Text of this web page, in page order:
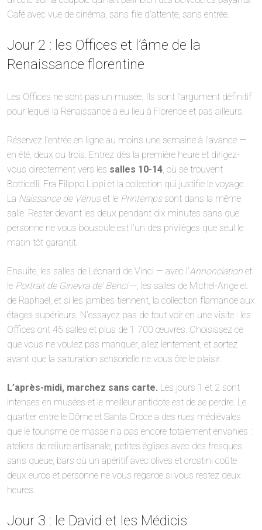
Café avec vue de cinéma, sans file d’attente, sans entrée.
Jour 2 : les Offices et l’âme de la
Renaissance florentine
Les Offices ne sont pas un musée. Ils sont l’argument définitif
pour lequel la Renaissance a eu lieu à Florence et pas ailleurs.
Réservez l’entrée en ligne au moins une semaine à l’avance —
en été, deux ou trois. Entrez dès la première heure et dirigez-
vous directement vers les salles 10-14, où se trouvent
Botticelli, Fra Filippo Lippi et la collection qui justifie le voyage.
La Naissance de Vénuset le Printempssont dans la même
salle. Rester devant les deux pendant dix minutes sans que
personne ne vous bouscule est l’un des privilèges que seul le
matin tôt garantit.
Ensuite, les salles de Léonard de Vinci — avec l’Annonciation et
le Portrait de Ginevra de’ Benci—, les salles de Michel-Ange et
de Raphaël, et si les jambes tiennent, la collection flamande aux
étages supérieurs. N’essayez pas de tout voir en une visite : les
Offices ont 45 salles et plus de 1 700 œuvres. Choisissez ce
que vous ne voulez pas manquer, allez lentement, et sortez
avant que la saturation sensorielle ne vous ôte le plaisir.
L’après-midi, marchez sans carte. Les jours 1 et 2 sont
intenses en musées et le meilleur antidote est de se perdre. Le
quartier entre le Dôme et Santa Croce a des rues médiévales
que le tourisme de masse n’a pas encore totalement envahies :
ateliers de reliure artisanale, petites églises avec des fresques
sans queue, bars où un apéritif avec olives et crostini coûte
deux euros et personne ne vous regarde si vous restez deux
heures.
Jour 3 : le David et les Médicis